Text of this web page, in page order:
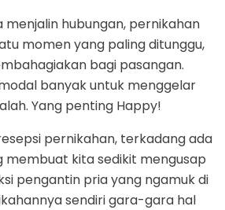
menjalin hubungan, pernikahan
momen yang paling ditunggu,
bagi pasangan.
banyak untuk menggelar
Yang penting Happy!
pernikahan, terkadang ada
membuat kita sedikit mengusap
pengantin pria yang ngamuk di
sendiri gara-gara hal